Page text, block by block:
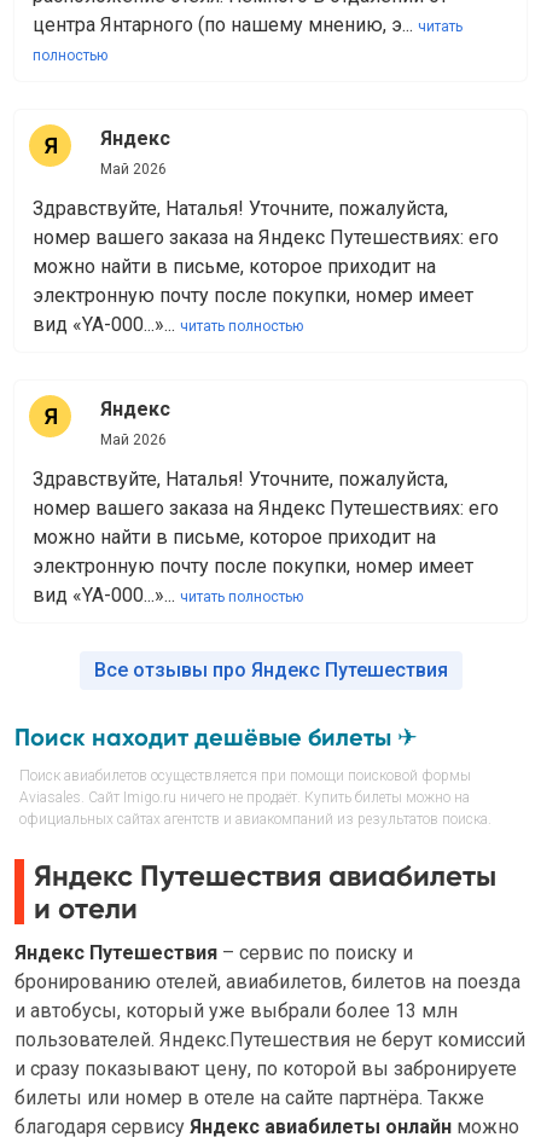
центра Янтарного (по нашему мнению, э... читать
полностью
Яндекс
Май 2026
Здравствуйте, Наталья! Уточните, пожалуйста,
номер вашего заказа на Яндекс Путешествиях: его
можно найти в письме, которое приходит на
электронную почту после покупки, номер имеет
вид «YA-000...»... читать полностью
Яндекс
Май 2026
Здравствуйте, Наталья! Уточните, пожалуйста,
номер вашего заказа на Яндекс Путешествиях: его
можно найти в письме, которое приходит на
электронную почту после покупки, номер имеет
вид «YA-000...»... читать полностью
Все отзывы про Яндекс Путешествия
Поиск находит дешёвые билеты ✈
Поиск авиабилетов осуществляется при помощи поисковой формы
Aviasales. Сайт Imigo.ru ничего не продаёт. Купить билеты можно на
официальных сайтах агентств и авиакомпаний из результатов поиска.
Яндекс Путешествия авиабилеты
и отели
Яндекс Путешествия – сервис по поиску и
бронированию отелей, авиабилетов, билетов на поезда
и автобусы, который уже выбрали более 13 млн
пользователей. Яндекс.Путешествия не берут комиссий
и сразу показывают цену, по которой вы забронируете
билеты или номер в отеле на сайте партнёра. Также
благодаря сервису Яндекс авиабилеты онлайн можно